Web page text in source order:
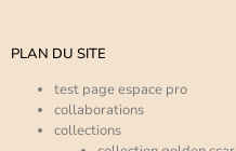
PLAN DU SITE
test page espace pro
collaborations
collections